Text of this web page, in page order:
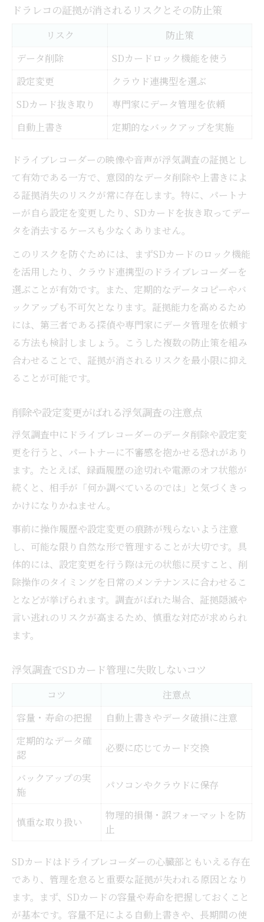
ドラレコの証拠が消されるリスクとその防止策
リスク
防止策
データ削除
SDカードロック機能を使う
設定変更
クラウド連携型を選ぶ
SDカード抜き取り
専門家にデータ管理を依頼
自動上書き
定期的なバックアップを実施
ドライブレコーダーの映像や音声が浮気調査の証拠とし
て有効である一方で、意図的なデータ削除や上書きによ
る証拠消失のリスクが常に存在します。特に、パートナ
ーが自ら設定を変更したり、SDカードを抜き取ってデー
タを消去するケースも少なくありません。
このリスクを防ぐためには、まずSDカードのロック機能
を活用したり、クラウド連携型のドライブレコーダーを
選ぶことが有効です。また、定期的なデータコピーやバ
ックアップも不可欠となります。証拠能力を高めるため
には、第三者である探偵や専門家にデータ管理を依頼す
る方法も検討しましょう。こうした複数の防止策を組み
合わせることで、証拠が消されるリスクを最小限に抑え
ることが可能です。
削除や設定変更がばれる浮気調査の注意点
浮気調査中にドライブレコーダーのデータ削除や設定変
更を行うと、パートナーに不審感を抱かせる恐れがあり
ます。たとえば、録画履歴の途切れや電源のオフ状態が
続くと、相手が「何か調べているのでは」と気づくきっ
かけになりかねません。
事前に操作履歴や設定変更の痕跡が残らないよう注意
し、可能な限り自然な形で管理することが大切です。具
体的には、設定変更を行う際は元の状態に戻すこと、削
除操作のタイミングを日常のメンテナンスに合わせるこ
となどが挙げられます。調査がばれた場合、証拠隠滅や
言い逃れのリスクが高まるため、慎重な対応が求められ
ます。
浮気調査でSDカード管理に失敗しないコツ
コツ
注意点
容量・寿命の把握
自動上書きやデータ破損に注意
定期的なデータ確
認
必要に応じてカード交換
バックアップの実
施
パソコンやクラウドに保存
慎重な取り扱い
物理的損傷・誤フォーマットを防
止
SDカードはドライブレコーダーの心臓部ともいえる存在
であり、管理を怠ると重要な証拠が失われる原因となり
ます。まず、SDカードの容量や寿命を把握しておくこと
が基本です。容量不足による自動上書きや、長期間の使